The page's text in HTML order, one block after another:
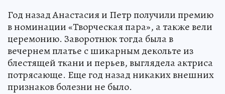
Год назад Анастасия и Петр получили премию
в номинации «Творческая пара», а также вели
церемонию. Заворотнюк тогда была в
вечернем платье с шикарным декольте из
блестящей ткани и перьев, выглядела актриса
потрясающе. Еще год назад никаких внешних
признаков болезни не было.